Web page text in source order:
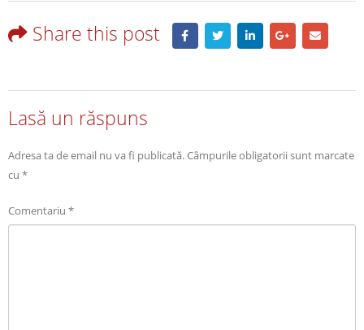
Share this post
Lasă un răspuns
Adresa ta de email nu va fi publicată.Câmpurile obligatorii sunt marcate
cu *
Comentariu *